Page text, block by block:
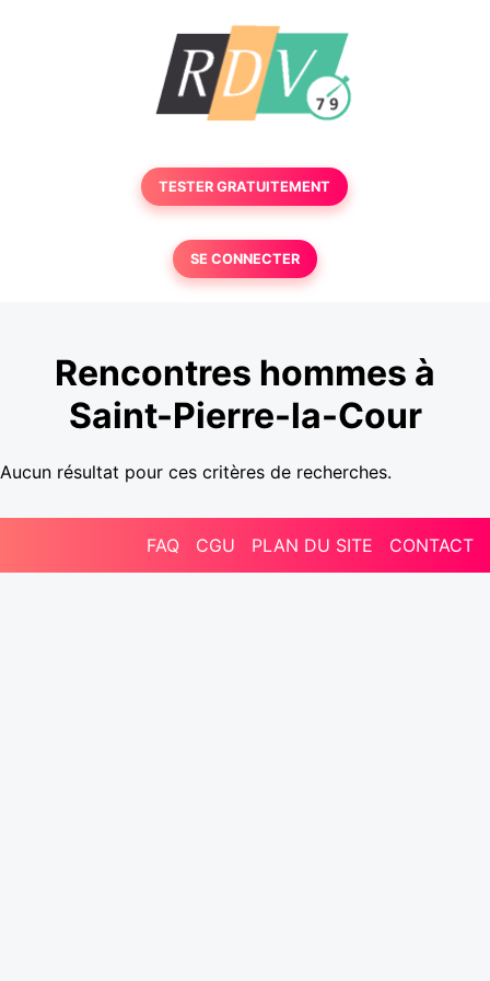
TESTER GRATUITEMENT
SE CONNECTER
Rencontres hommes à
Saint-Pierre-la-Cour
Aucun résultat pour ces critères de recherches.
FAQ CGU PLAN DU SITE CONTACT